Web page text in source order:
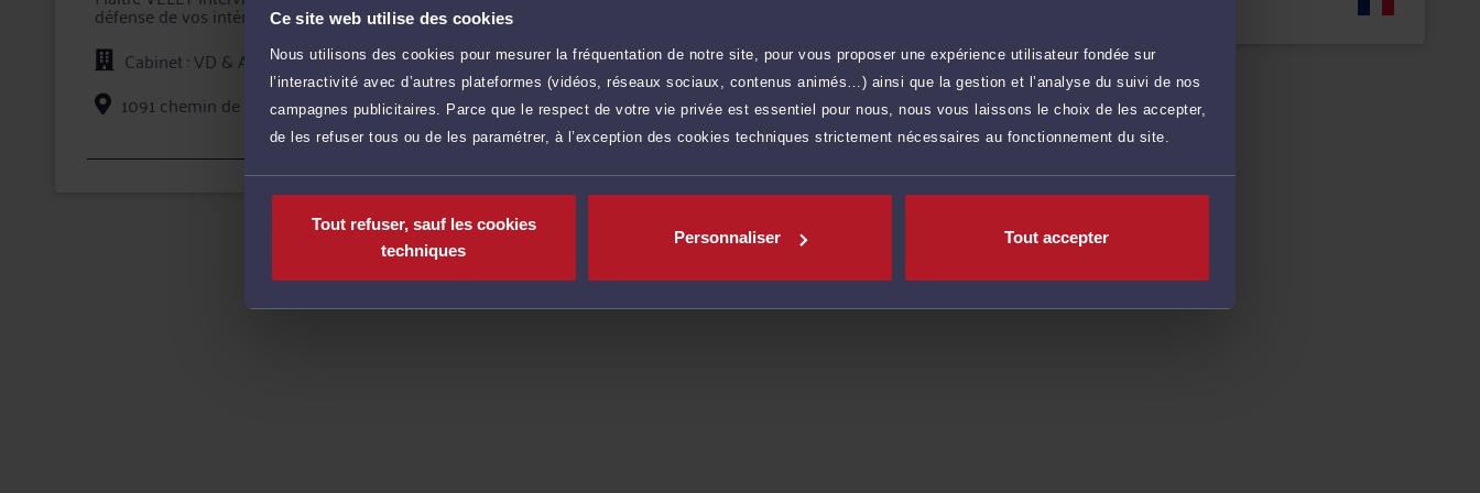
Ce site web utilise des cookies
Nous utilisons des cookies pour mesurer la fréquentation de notre site, pour vous proposer une expérience utilisateur fondée sur
l’interactivité avec d’autres plateformes (vidéos, réseaux sociaux, contenus animés…) ainsi que la gestion et l’analyse du suivi de nos
campagnes publicitaires. Parce que le respect de votre vie privée est essentiel pour nous, nous vous laissons le choix de les accepter,
de les refuser tous ou de les paramétrer, à l’exception des cookies techniques strictement nécessaires au fonctionnement du site.
Tout refuser, sauf les cookies
techniques
Personnaliser Tout accepter
défense de vos intérêts devant les tribunaux, que ce soit en défense, ou pour engager une procédure contre
En prenant conseil ou en confiant la défense de vos intérêts à Me VELLY, vous bénéficiez d'une écoute active,
de compétences certifiées, et d'une totale confidentialité dans le traitement de votre dossier.
Cabinet : VD & ASSOCIES
1091 chemin de Clères 76230 BOIS GUILLAUME